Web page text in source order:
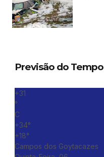
Previsão do Tempo
+31
°
C
+34°
+18°
Campos dos Goytacazes